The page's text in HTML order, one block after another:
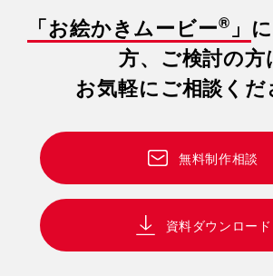
「お絵かきムービー® 」
方、ご検討の方
お気軽にご相談くだ
無料制作相談
資料ダウンロード